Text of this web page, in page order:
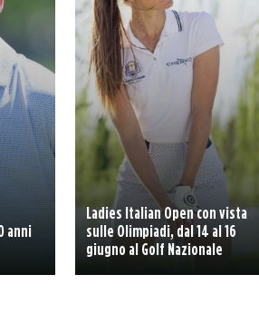
anni
Ladies Italian Open con vista
sulle Olimpiadi, dal 14 al 16
giugno al Golf Nazionale